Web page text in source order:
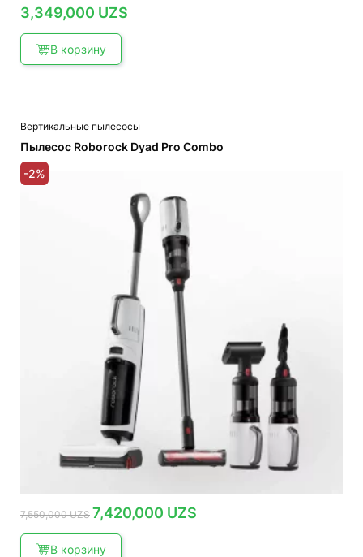
3,349,000 UZS
В корзину
Вертикальные пылесосы
Пылесос Roborock Dyad Pro Combo
-2%
7,550,000UZS Первоначальная
цена
7,550,000 UZS.
7,420,000 UZS
В корзину